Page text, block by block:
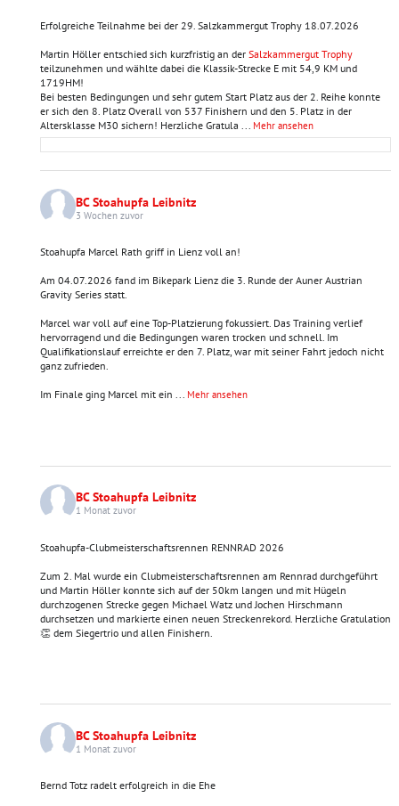
Erfolgreiche Teilnahme bei der 29. Salzkammergut Trophy 18.07.2026
Martin Höller entschied sich kurzfristig an der Salzkammergut Trophy
teilzunehmen und wählte dabei die Klassik-Strecke E mit 54,9 KM und
1719HM!
Bei besten Bedingungen und sehr gutem Start Platz aus der 2. Reihe konnte
er sich den 8. Platz Overall von 537 Finishern und den 5. Platz in der
Altersklasse M30 sichern! Herzliche Gratula ... Mehr ansehen
BC Stoahupfa Leibnitz
3 Wochen zuvor
Stoahupfa Marcel Rath griff in Lienz voll an!
Am 04.07.2026 fand im Bikepark Lienz die 3. Runde der Auner Austrian
Gravity Series statt.
Marcel war voll auf eine Top-Platzierung fokussiert. Das Training verlief
hervorragend und die Bedingungen waren trocken und schnell. Im
Qualifikationslauf erreichte er den 7. Platz, war mit seiner Fahrt jedoch nicht
ganz zufrieden.
Im Finale ging Marcel mit ein ... Mehr ansehen
BC Stoahupfa Leibnitz
1 Monat zuvor
Stoahupfa-Clubmeisterschaftsrennen RENNRAD 2026
Zum 2. Mal wurde ein Clubmeisterschaftsrennen am Rennrad durchgeführt
und Martin Höller konnte sich auf der 50km langen und mit Hügeln
durchzogenen Strecke gegen Michael Watz und Jochen Hirschmann
durchsetzen und markierte einen neuen Streckenrekord. Herzliche Gratulation
👏 dem Siegertrio und allen Finishern.
BC Stoahupfa Leibnitz
1 Monat zuvor
Bernd Totz radelt erfolgreich in die Ehe